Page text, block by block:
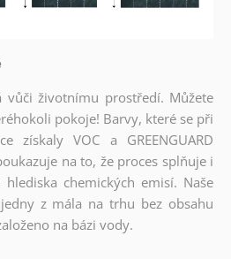
vůči životnímu prostředí. Můžete
pokoje! Barvy, které se při
získaly VOC a GREENGUARD
na to, že proces splňuje i
chemických emisí. Naše
z mála na trhu bez obsahu
na bázi vody.